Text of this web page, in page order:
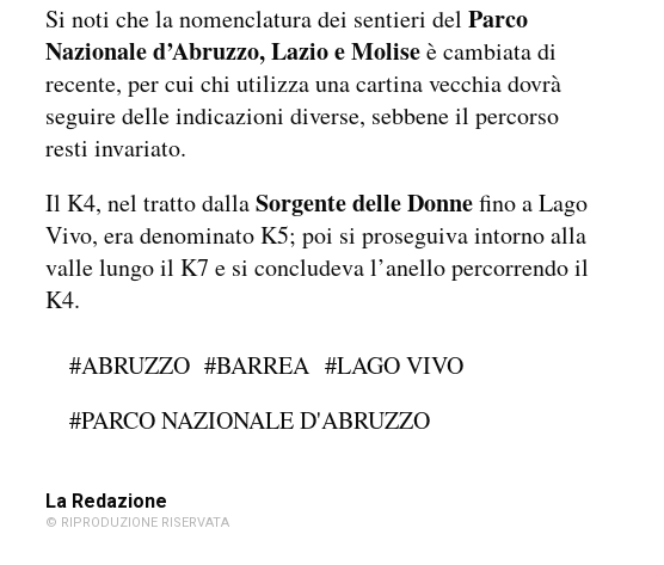
Si noti che la nomenclatura dei sentieri del Parco
Nazionale d’Abruzzo, Lazio e Moliseè cambiata di
recente, per cui chi utilizza una cartina vecchia dovrà
seguire delle indicazioni diverse, sebbene il percorso
resti invariato.
Il K4, nel tratto dallaSorgente delle Donnefino a Lago
Vivo, era denominato K5; poi si proseguiva intorno alla
valle lungo il K7 e si concludeva l’anello percorrendo il
K4.
#ABRUZZO #BARREA #LAGO VIVO
#PARCO NAZIONALE D'ABRUZZO
La Redazione
© RIPRODUZIONE RISERVATA